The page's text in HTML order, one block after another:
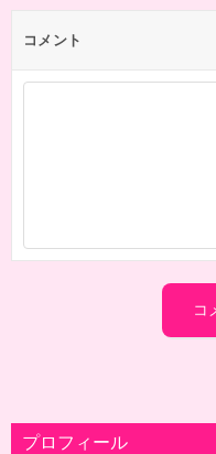
コメント
プロフィール